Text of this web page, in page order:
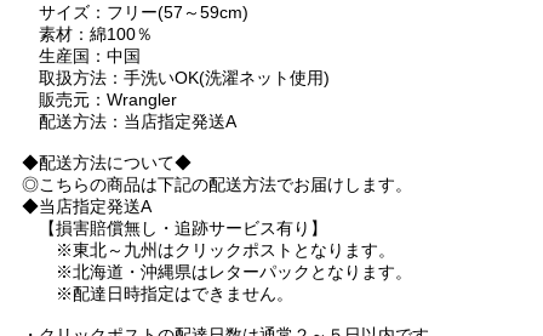
サイズ：フリー(57～59cm)
素材：綿100％
生産国：中国
取扱方法：手洗いOK(洗濯ネット使用)
販売元：Wrangler
配送方法：当店指定発送A
◆配送方法について◆
◎こちらの商品は下記の配送方法でお届けします。
◆当店指定発送A
【損害賠償無し・追跡サービス有り】
※東北～九州はクリックポストとなります。
※北海道・沖縄県はレターパックとなります。
※配達日時指定はできません。